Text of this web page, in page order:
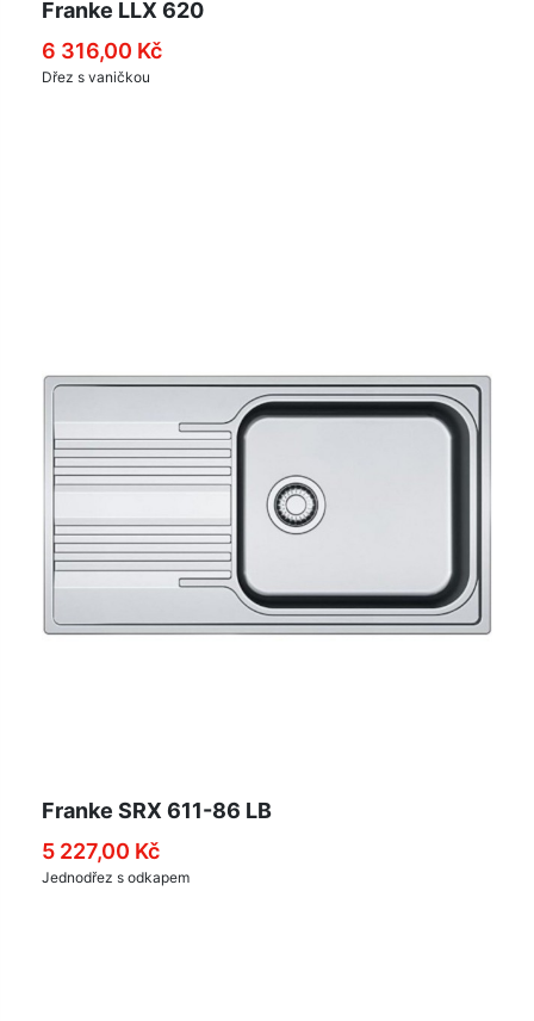
Franke LLX 620
6 316,00 Kč
Dřez s vaničkou
Franke SRX 611-86 LB
5 227,00 Kč
Jednodřez s odkapem